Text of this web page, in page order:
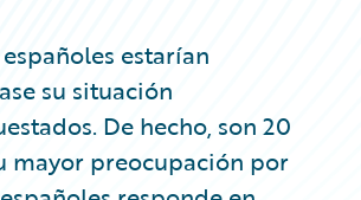
estarían
su situación
De hecho, son 20
mayor preocupación por